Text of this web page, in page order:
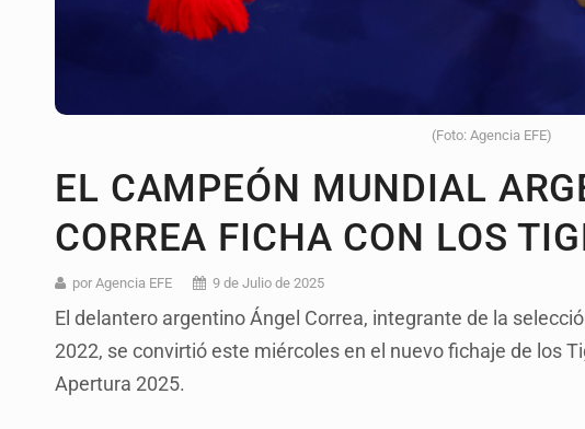
(Foto: Agencia EFE)
EL CAMPEÓN MUNDIAL
CORREA FICHA CON LOS
por Agencia EFE 9 de Julio de 2025
El delantero argentino Ángel Correa, integrante de la
2022, se convirtió este miércoles en el nuevo fichaje de los
Apertura 2025.